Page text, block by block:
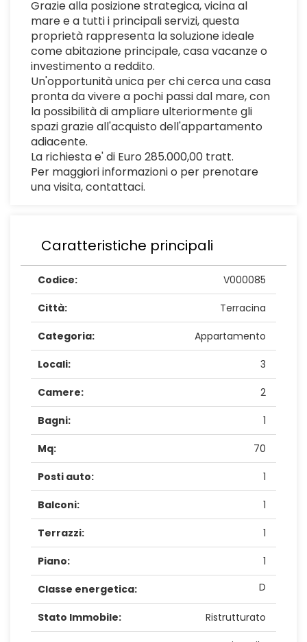
Grazie alla posizione strategica, vicina al
mare e a tutti i principali servizi, questa
proprietà rappresenta la soluzione ideale
come abitazione principale, casa vacanze o
investimento a reddito.
Un'opportunità unica per chi cerca una casa
pronta da vivere a pochi passi dal mare, con
la possibilità di ampliare ulteriormente gli
spazi grazie all'acquisto dell'appartamento
adiacente.
La richiesta e' di Euro 285.000,00 tratt.
Per maggiori informazioni o per prenotare
una visita, contattaci.
Caratteristiche principali
Codice: V000085
Città: Terracina
Categoria: Appartamento
Locali: 3
Camere: 2
Bagni: 1
Mq: 70
Posti auto: 1
Balconi: 1
Terrazzi: 1
Piano: 1
Classe energetica: D
Stato Immobile: Ristrutturato